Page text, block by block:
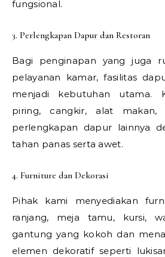
fungsional.
3. Perlengkapan Dapur dan Restoran
Bagi penginapan yang juga
pelayanan kamar, fasilitas
menjadi kebutuhan utama.
piring, cangkir, alat
perlengkapan dapur lainnya
tahan panas serta awet.
4. Furniture dan Dekorasi
Pihak kami menyediakan
ranjang, meja tamu, kursi,
gantung yang kokoh dan
elemen dekoratif seperti